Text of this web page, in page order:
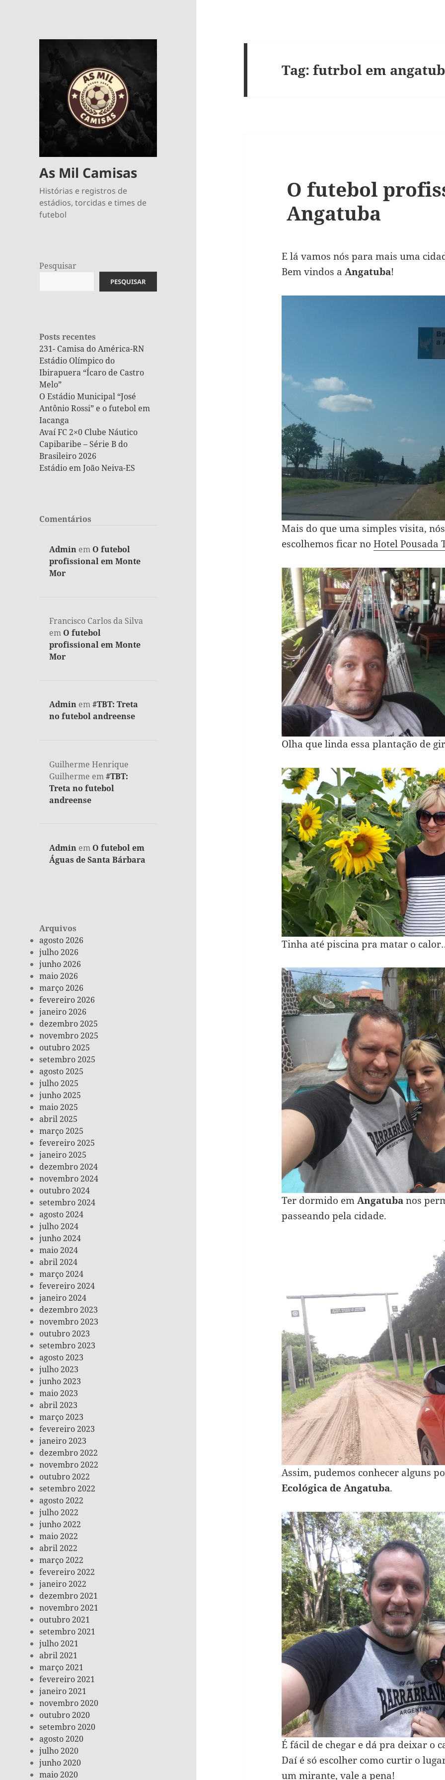
As Mil Camisas
Histórias e registros de
estádios, torcidas e times de
futebol
Pesquisar
PESQUISAR
Posts recentes
231- Camisa do América-RN
Estádio Olímpico do
Ibirapuera “Ícaro de Castro
Melo”
O Estádio Municipal “José
Antônio Rossi” e o futebol em
Iacanga
Avaí FC 2×0 Clube Náutico
Capibaribe – Série B do
Brasileiro 2026
Estádio em João Neiva-ES
Comentários
Admin em O futebol
profissional em Monte
Mor
Francisco Carlos da Silva
em O futebol
profissional em Monte
Mor
Admin em#TBT: Treta
no futebol andreense
Guilherme Henrique
Guilherme em#TBT:
Treta no futebol
andreense
Admin em O futebol em
Águas de Santa Bárbara
Arquivos
agosto 2026
julho 2026
junho 2026
maio 2026
março 2026
fevereiro 2026
janeiro 2026
dezembro 2025
novembro 2025
outubro 2025
setembro 2025
agosto 2025
julho 2025
junho 2025
maio 2025
abril 2025
março 2025
fevereiro 2025
janeiro 2025
dezembro 2024
novembro 2024
outubro 2024
setembro 2024
agosto 2024
julho 2024
junho 2024
maio 2024
abril 2024
março 2024
fevereiro 2024
janeiro 2024
dezembro 2023
novembro 2023
outubro 2023
setembro 2023
agosto 2023
julho 2023
junho 2023
maio 2023
abril 2023
março 2023
fevereiro 2023
janeiro 2023
dezembro 2022
novembro 2022
outubro 2022
setembro 2022
agosto 2022
julho 2022
junho 2022
maio 2022
abril 2022
março 2022
fevereiro 2022
janeiro 2022
dezembro 2021
novembro 2021
outubro 2021
setembro 2021
julho 2021
abril 2021
março 2021
fevereiro 2021
janeiro 2021
novembro 2020
outubro 2020
setembro 2020
agosto 2020
julho 2020
junho 2020
maio 2020
Tag: futrbol em
O futebol
Angatuba
E lá vamos nós para mais uma
Bem vindos a Angatuba!
Mais do que uma simples visita,
escolhemos ficar no Hotel Pousada
Olha que linda essa plantação de
Tinha até piscina pra matar o
Ter dormido emAngatubanos
passeando pela cidade.
Assim, pudemos conhecer alguns
Ecológica de Angatuba.
É fácil de chegar e dá pra deixar o
Daí é só escolher como curtir o
um mirante, vale a pena!